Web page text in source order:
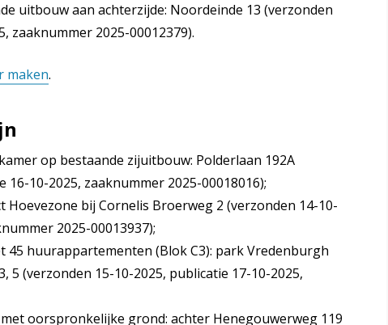
uitbouw aan achterzijde: Noordeinde 13 (verzonden
zaaknummer 2025-00012379).
maken.
op bestaande zijuitbouw: Polderlaan 192A
10-2025, zaaknummer 2025-00018016);
Hoevezone bij Cornelis Broerweg 2 (verzonden 14-10-
2025-00013937);
huurappartementen (Blok C3): park Vredenburgh
5 (verzonden 15-10-2025, publicatie 17-10-2025,
oorspronkelijke grond: achter Henegouwerweg 119